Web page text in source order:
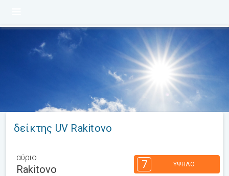
δείκτης UV Rakitovo
αύριο
Rakitovo 7 ΥΨΗΛΌ